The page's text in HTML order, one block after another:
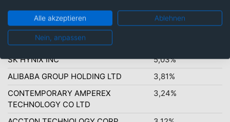
MANUFACTURING CO LTD
SAMSUNG ELECTRONICS CO LTD
5,60%
TENCENT HOLDINGS LTD
SK HYNIX INC
5,03%
ALIBABA GROUP HOLDING LTD
3,81%
CONTEMPORARY AMPEREX
TECHNOLOGY CO LTD
3,24%
Alle akzeptieren Ablehnen
Nein, anpassen